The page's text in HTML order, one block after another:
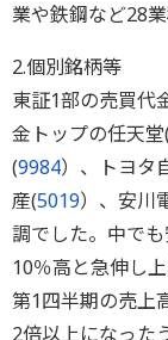
業や鉄鋼など28
2.個別銘柄等
東証1部の売買代
金トップの任天
(9984）、トヨタ
産(5019）、安川
調でした。中で
10％高と急伸し
第1四半期の売上
2倍以上になった